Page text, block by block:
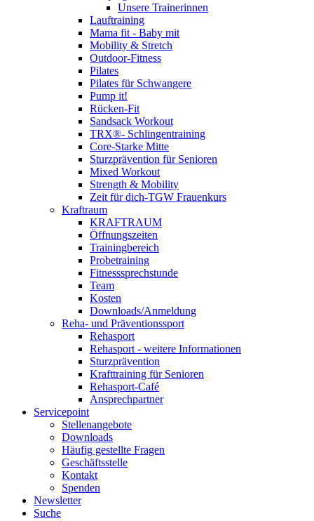
Unsere Trainerinnen
Lauftraining
Mama fit - Baby mit
Mobility & Stretch
Outdoor-Fitness
Pilates
Pilates für Schwangere
Pump it!
Rücken-Fit
Sandsack Workout
TRX®- Schlingentraining
Core-Starke Mitte
Sturzprävention für Senioren
Mixed Workout
Strength & Mobility
Zeit für dich-TGW Frauenkurs
Kraftraum
KRAFTRAUM
Öffnungszeiten
Trainingbereich
Probetraining
Fitnesssprechstunde
Team
Kosten
Downloads/Anmeldung
Reha- und Präventionssport
Rehasport
Rehasport - weitere Informationen
Sturzprävention
Krafttraining für Senioren
Rehasport-Café
Ansprechpartner
Servicepoint
Stellenangebote
Downloads
Häufig gestellte Fragen
Geschäftsstelle
Kontakt
Spenden
Newsletter
Suche